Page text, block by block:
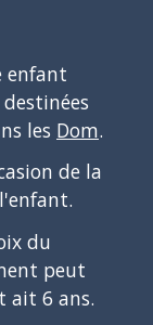
enfant
les Dom.
de la
du
peut
ait 6 ans.